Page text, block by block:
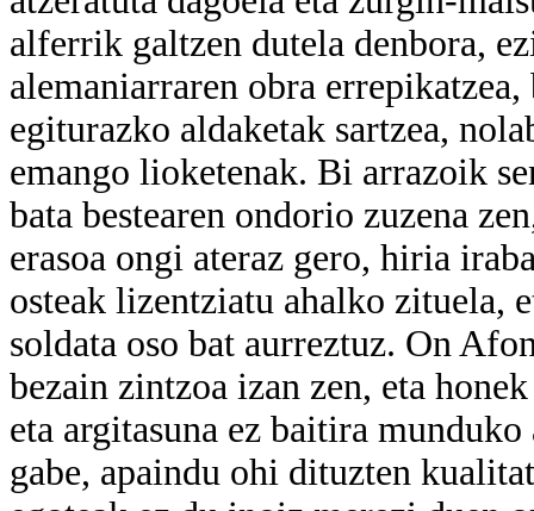
alferrik galtzen dutela denbora,
alemaniarraren obra
egiturazko aldaketak sartzea,
emango lioketenak. Bi arrazoik
bata bestearen ondorio zuzena
erasoa ongi ateraz gero, hiria
osteak lizentziatu ahalko zituela,
soldata oso bat aurreztuz. On
bezain zintzoa izan zen, eta
eta argitasuna ez baitira
gabe, apaindu ohi dituzten